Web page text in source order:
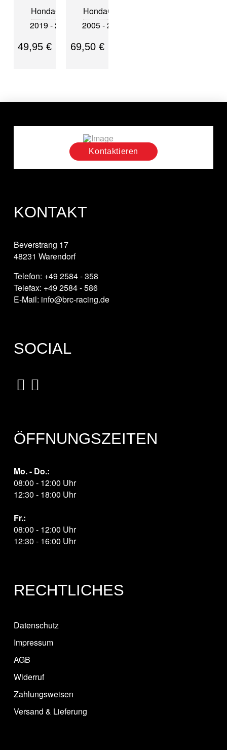
HondaCRF 450 L
2019 - 2026
49,95€
HondaCRF 450 X
2005 - 2017
69,50 €
Kontaktieren
KONTAKT
Beverstrang 17
48231 Warendorf
Telefon: +49 2584 - 358
Telefax: +49 2584 - 586
E-Mail: info@brc-racing.de
SOCIAL
ÖFFNUNGSZEITEN
Mo. - Do.:
08:00 - 12:00 Uhr
12:30 - 18:00 Uhr
Fr.:
08:00 - 12:00 Uhr
12:30 - 16:00 Uhr
RECHTLICHES
Datenschutz
Impressum
AGB
Widerruf
Zahlungsweisen
Versand & Lieferung